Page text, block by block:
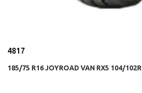
4817
185/75 R16 JOYROAD VAN RX5 104/102R